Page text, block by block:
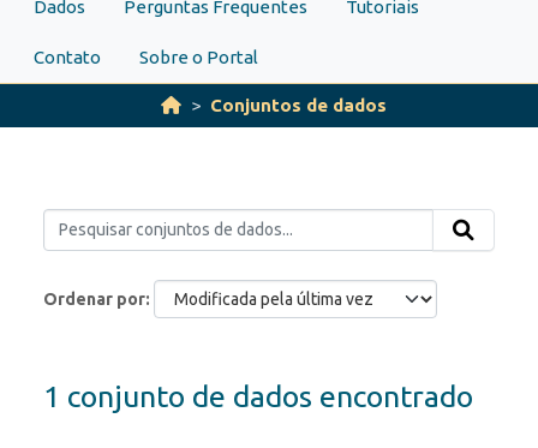
Dados Perguntas Frequentes Tutoriais
Contato Sobre o Portal
Conjuntos de dados
Ordenar por
1 conjunto de dados encontrado